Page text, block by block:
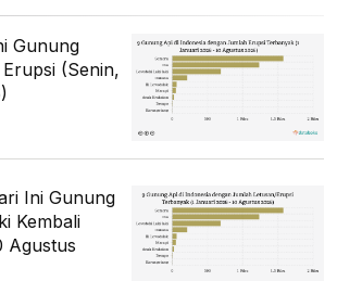
Gunung
(Senin,
Ini Gunung
Kembali
Agustus